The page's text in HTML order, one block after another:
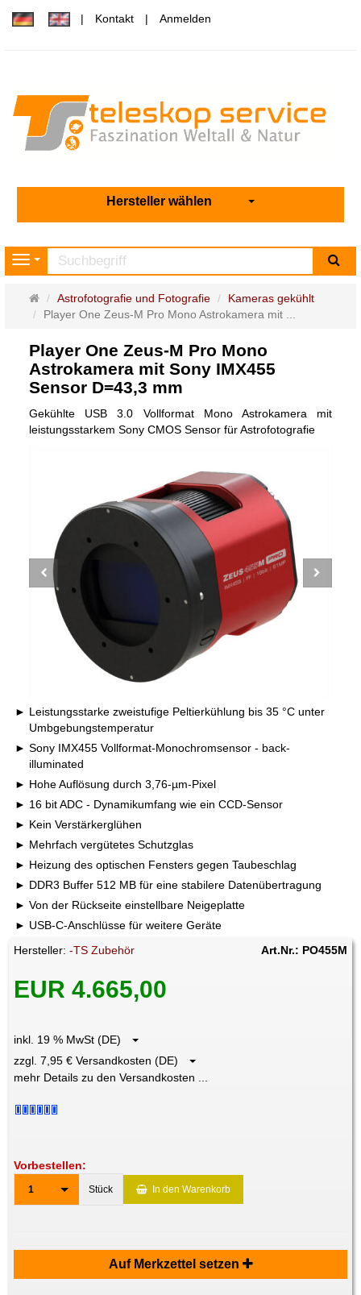
Kontakt Anmelden
Hersteller wählen
Navigation
Startseite
Astrofotografie und Fotografie
Kameras gekühlt
Player One Zeus-M Pro Mono Astrokamera mit ...
Player One Zeus-M Pro Mono
Astrokamera mit Sony IMX455
Sensor D=43,3 mm
Gekühlte USB 3.0 Vollformat Mono Astrokamera mit
leistungsstarkem Sony CMOS Sensor für Astrofotografie
Leistungsstarke zweistufige Peltierkühlung bis 35 °C unter
Umbgebungstemperatur
Sony IMX455 Vollformat-Monochromsensor - back-
illuminated
Hohe Auflösung durch 3,76-µm-Pixel
16 bit ADC - Dynamikumfang wie ein CCD-Sensor
Kein Verstärkerglühen
Mehrfach vergütetes Schutzglas
Heizung des optischen Fensters gegen Taubeschlag
DDR3 Buffer 512 MB für eine stabilere Datenübertragung
Von der Rückseite einstellbare Neigeplatte
USB-C-Anschlüsse für weitere Geräte
Hersteller:-TS Zubehör Art.Nr.: PO455M
EUR 4.665,00
inkl. 19 % MwSt (DE)
zzgl. 7,95 € Versandkosten (DE)
mehr Details zu den Versandkosten ...
Vorbestellen:
1 Stück In den Warenkorb
Auf Merkzettel setzen